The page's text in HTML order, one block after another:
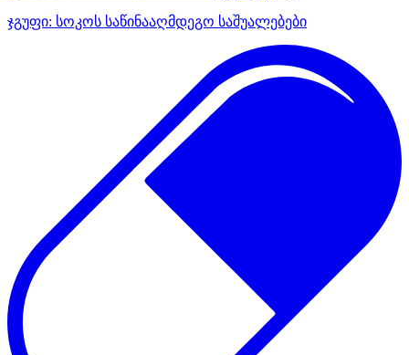
ჯგუფი: სოკოს საწინააღმდეგო საშუალებები